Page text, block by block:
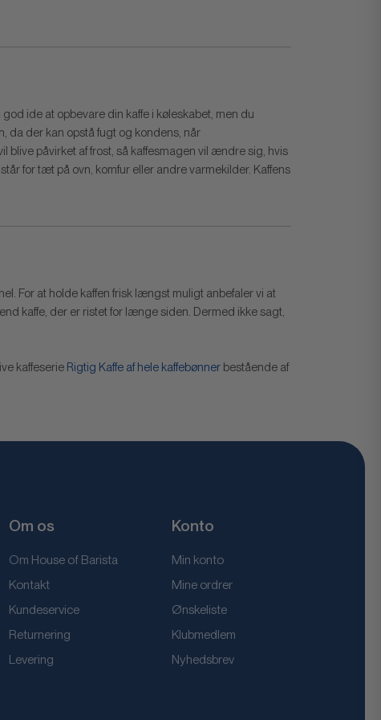
ide at opbevare din kaffe i køleskabet, men du
da der kan opstå fugt og kondens, når
påvirket af frost, så kaffesmagen vil ændre sig, hvis
for tæt på ovn, komfur eller andre varmekilder. Kaffens
For at holde kaffen frisk længst muligt anbefaler vi at
kaffe, der er ristet for længe siden. Dermed ikke sagt,
kaffeserie Rigtig Kaffe af hele kaffebønner bestående af
Om os
Om House of Barista
Kontakt
Kundeservice
Returnering
Levering
Konto
Min konto
Mine ordrer
Ønskeliste
Klubmedlem
Nyhedsbrev